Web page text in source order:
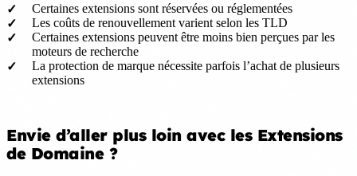
Certaines extensions sont réservées ou réglementées
Les coûts de renouvellement varient selon les TLD
Certaines extensions peuvent être moins bien perçues par les
moteurs de recherche
La protection de marque nécessite parfois l’achat de plusieurs
extensions
Envie d’aller plus loin avec les Extensions
de Domaine ?